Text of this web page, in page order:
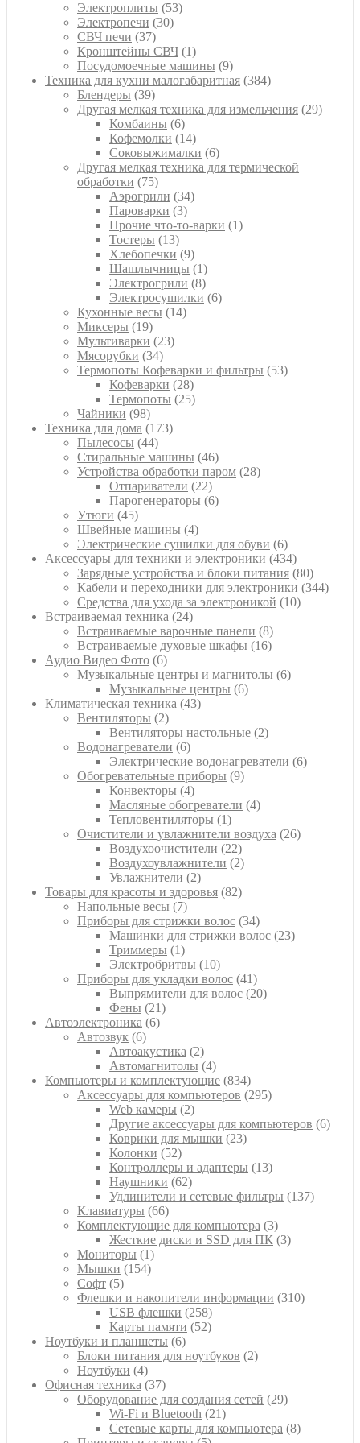
товара
Электроплиты 5353
Электропечи 3030
СВЧ печи 3737
товаров
Кронштейны СВЧ 11
товар
Посудомоечные машины 99
товаров
Техника для кухни малогабаритная 384384
Блендеры 3939
товаров
Другая мелкая техника для измельчения 2929
Комбаины 66
товаров
Кофемолки 1414
товаров
Соковыжималки 66
товаров
Другая мелкая техника для термической
обработки
7575
товаров
Аэрогрили 3434
Пароварки 33
товара
Прочие что-то-варки 11
Тостеры 1313
товаров
Хлебопечки 99
товаров
Шашлычницы 11
товар
Электрогрили 88
товаров
Электросушилки 66
Кухонные весы 1414
Миксеры 1919
товаров
Мультиварки 2323
Мясорубки 3434
товара
Термопоты Кофеварки и фильтры 5353
Кофеварки 2828
товаров
Термопоты 2525
Чайники 9898
товаров
Техника для дома 173173
Пылесосы 4444
товара
Стиральные машины 4646
товаров
Устройства обработки паром 2828
Отпариватели 2222
товара
Парогенераторы 66
Утюги 4545
товаров
Швейные машины 44
товара
Электрические сушилки для обуви 66
товаров
Аксессуары для техники и электроники 434434
товара
Зарядные устройства и блоки питания 8080
товаров
Кабели и переходники для электроники 344344
Средства для ухода за электроникой 1010
Встраиваемая техника 2424
товара
Встраиваемые варочные панели 88
товаров
Встраиваемые духовые шкафы 1616
Аудио Видео Фото 66
товаров
Музыкальные центры и магнитолы 66
Музыкальные центры 66
Климатическая техника 4343
Вентиляторы 22
товара
Вентиляторы настольные 22
Водонагреватели 66
товаров
Электрические водонагреватели 66
Обогревательные приборы 99
Конвекторы 44
товара
Масляные обогреватели 44
Тепловентиляторы 11
товар
Очистители и увлажнители воздуха 2626
Воздухоочистители 2222
товара
Воздухоувлажнители 22
Увлажнители 22
товара
Товары для красоты и здоровья 8282
Напольные весы 77
товаров
Приборы для стрижки волос 3434
товара
Машинки для стрижки волос 2323
Триммеры 11
товар
Электробритвы 1010
товаров
Приборы для укладки волос 4141
товар
Выпрямители для волос 2020
Фены 2121
Автоэлектроника 66
Автозвук 66
товаров
Автоакустика 22
товара
Автомагнитолы 44
товара
Компьютеры и комплектующие 834834
товара
Аксессуары для компьютеров 295295
Web камеры 22
товара
Другие аксессуары для компьютеров 66
Коврики для мышки 2323
Колонки 5252
товара
Контроллеры и адаптеры 1313
Наушники 6262
товара
Удлинители и сетевые фильтры 137137
Клавиатуры 6666
товаров
Комплектующие для компьютера 33
товара
Жесткие диски и SSD для ПК 33
Мониторы 11
товар
Мышки 154154
Софт 55
товаров
Флешки и накопители информации 310310
USB флешки 258258
товаров
Карты памяти 5252
Ноутбуки и планшеты 66
товаров
Блоки питания для ноутбуков 22
Ноутбуки 44
товара
Офисная техника 3737
товаров
Оборудование для создания сетей 2929
Wi-Fi и Bluetooth 2121
товар
Сетевые карты для компьютера 88